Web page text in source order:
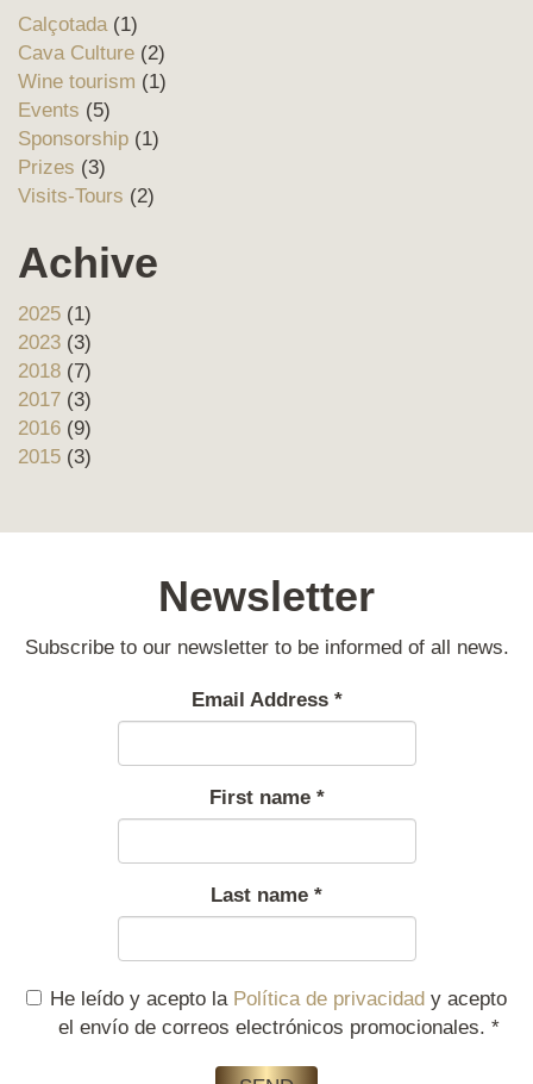
Calçotada (1)
Cava Culture (2)
Wine tourism (1)
Events (5)
Sponsorship (1)
Prizes (3)
Visits-Tours (2)
Achive
2025 (1)
2023 (3)
2018 (7)
2017 (3)
2016 (9)
2015 (3)
Newsletter
Subscribe to our newsletter to be informed of all news.
Email Address *
First name *
Last name *
He leído y acepto la Política de privacidad y acepto
el envío de correos electrónicos promocionales. *